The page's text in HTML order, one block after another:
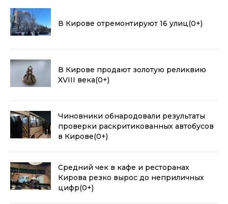
В Кирове отремонтируют 16 улиц(0+)
В Кирове продают золотую реликвию
XVIII века(0+)
Чиновники обнародовали результаты
проверки раскритикованных автобусов
в Кирове(0+)
Средний чек в кафе и ресторанах
Кирова резко вырос до неприличных
цифр(0+)